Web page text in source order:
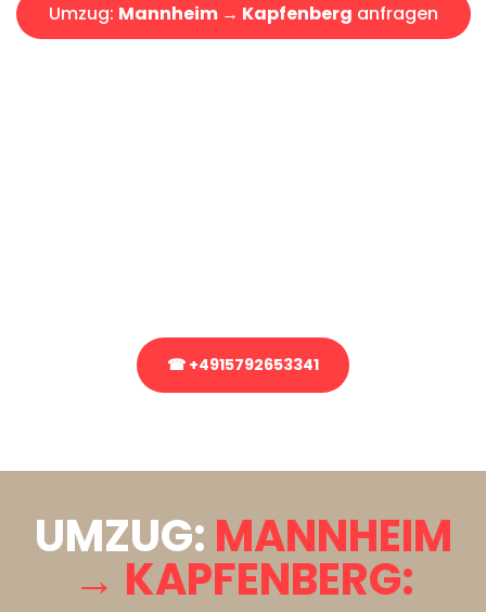
Umzug: Mannheim → Kapfenberg anfragen
☎ +4915792653341
UMZUG: MANNHEIM
→ KAPFENBERG: